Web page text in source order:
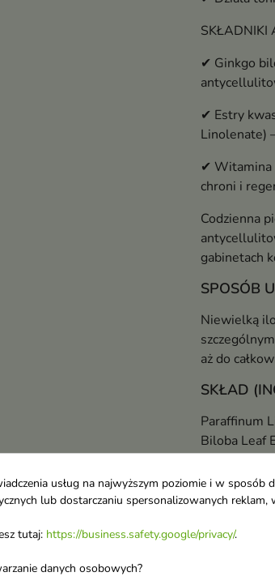
SKŁADNIKI
✔ Ginkgo
✔ Estry
Linolenate)
✔ Witamina
chroni i
Codzienna
gabinetach
SPOSÓB
Niewielką
aż do
SKŁAD
Paraffinum
Biloba Leaf
(Orange)
znajduje się
FAQ –
usług na najwyższym poziomie i w
lub dostarczaniu spersonalizowanych
tutaj: https://business.safety.google/privacy/.
danych osobowych?